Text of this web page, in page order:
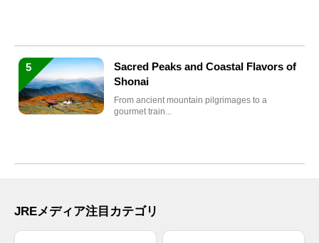
5
Sacred Peaks and Coastal Flavors of
Shonai
From ancient mountain pilgrimages to a
gourmet train...
JREメディア注目カテゴリ